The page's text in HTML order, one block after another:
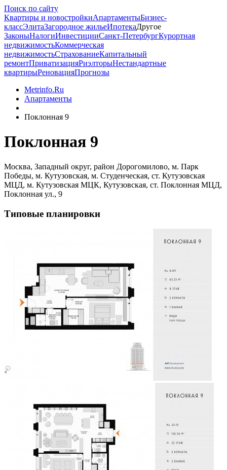
Поиск по сайту
Квартиры и новостройкиАпартаментыБизнес-
классЭлитаЗагородное жильеИпотекаДругое
ЗаконыНалогиИнвестицииСанкт-ПетербургКурортная
недвижимостьКоммерческая
недвижимостьСтрахованиеКапитальный
ремонтПриватизацияРиэлторыНестандартные
квартирыРеновацияПрогнозы
Metrinfo.Ru
Апартаменты
Поклонная 9
Поклонная 9
Москва, Западный округ, район Дорогомилово, м. Парк
Победы, м. Кутузовская, м. Студенческая, ст. Кутузовская
МЦД, м. Кутузовская МЦК, Кутузовская, ст. Поклонная МЦД,
Поклонная ул., 9
Типовые планировки